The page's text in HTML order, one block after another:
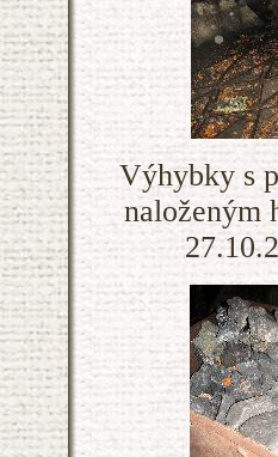
Výhybky s
naloženým